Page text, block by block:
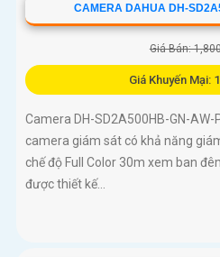
CAMERA DAHUA DH-
Giá Bán:
Giá Khuyến Mại:
Camera DH-SD2A500HB-GN-AW-
camera giám sát có khả năng
chế độ Full Color 30m xem ban
được thiết kế...